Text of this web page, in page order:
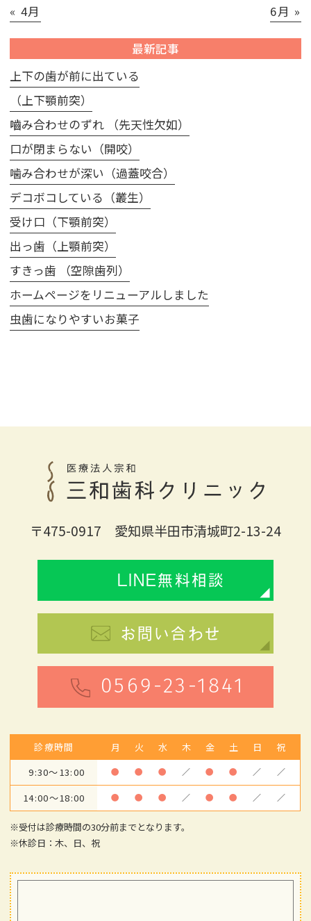
« 4月 6月 »
最新記事
上下の歯が前に出ている
（上下顎前突）
嚙み合わせのずれ （先天性欠如）
口が閉まらない（開咬）
噛み合わせが深い（過蓋咬合）
デコボコしている（叢生）
受け口（下顎前突）
出っ歯（上顎前突）
すきっ歯 （空隙歯列）
ホームページをリニューアルしました
虫歯になりやすいお菓子
〒475-0917 愛知県半田市清城町2-13-24
LINE無料相談
お問い合わせ
0569-23-1841
診療時間 月 火 水 木 金 土 日
祝
9:30～13:00
● ● ● ／ ● ● ／ ／
14:00～18:00 ● ● ● ／ ● ● ／ ／
※受付は診療時間の30分前までとなります。
※休診日：木、日、祝